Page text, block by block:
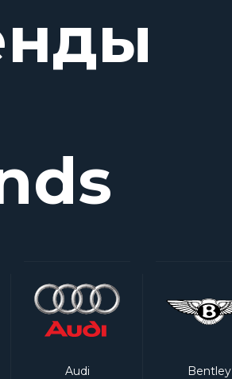
Audi Bentley